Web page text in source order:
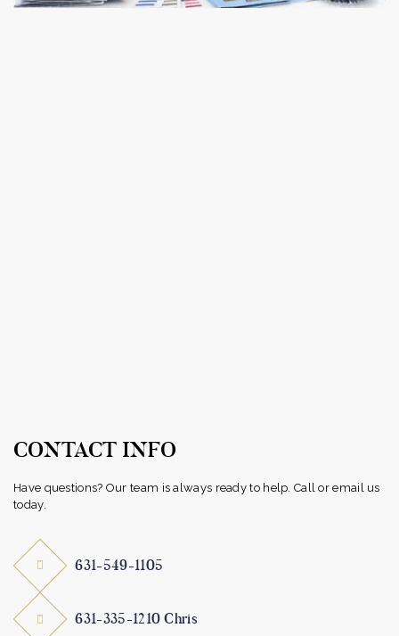
CONTACT INFO
Have questions? Our team is always ready to help. Call or email us
today.
631-549-1105
631-335-1210 Chris